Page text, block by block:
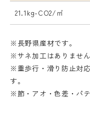
21.1kg-CO2/㎡
※長野県産材です。
※サネ加工はありません
※重歩行・滑り防止対
す。
※節・アオ・色差・パ